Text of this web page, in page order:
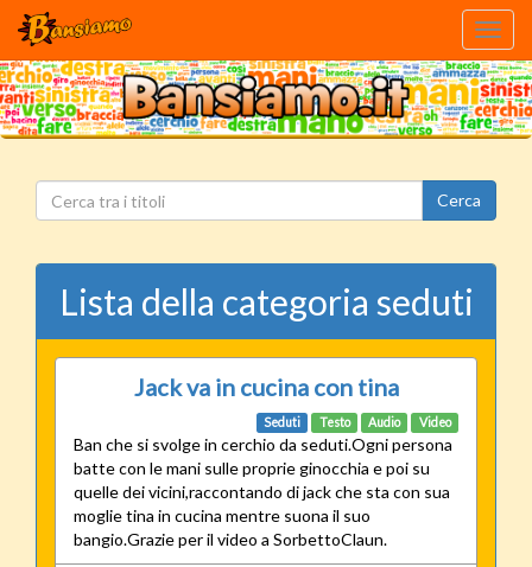
Cerca
Lista della categoria seduti
Jack va in cucina con tina
Seduti Testo Audio Video
Ban che si svolge in cerchio da seduti.Ogni persona
batte con le mani sulle proprie ginocchia e poi su
quelle dei vicini,raccontando di jack che sta con sua
moglie tina in cucina mentre suona il suo
bangio.Grazie per il video a SorbettoClaun.